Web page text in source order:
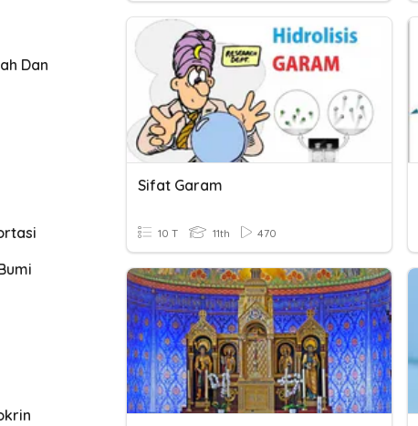
Dan
Sifat Garam
10 T 11th 470